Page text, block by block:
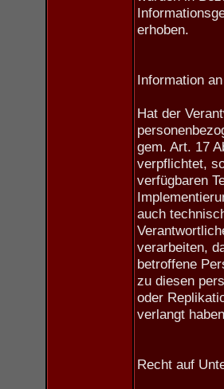
erhoben.
Information
Hat der
gem. Art. 17
verpflichtet,
verfügbaren
auch
verarbeiten,
betroffene
zu diesen
oder
verlangt
Recht auf